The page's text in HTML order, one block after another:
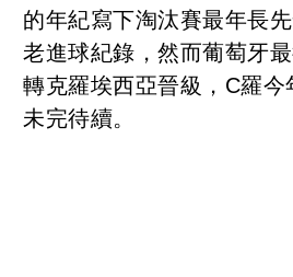
的年紀寫下淘汰賽最年長
老進球紀錄，然而葡萄牙
轉克羅埃西亞晉級，C羅今
未完待續。